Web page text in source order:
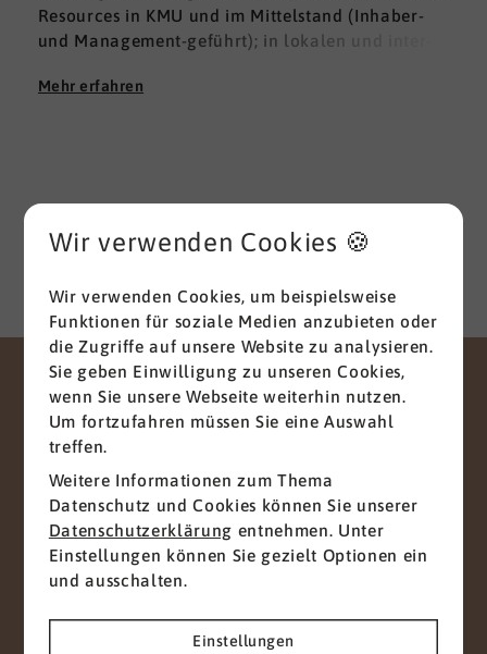
Resources in KMU und im Mittelstand (Inhaber-
und Management-geführt); in lokalen und inter­
Erfahrungen fußen auf der Grundlage einer
Studium der Betriebspsychologie befasst.
beruflichen Handelns und Schaffens. Meine
Stärken sind einegute
Kommunikationsfähigkeitverbunden mit einer
hohen Durchsetzungsstärke und Innovationskraft,
gepaart mit dem im HR-Bereich notwendigen
Fingerspitzengefühl und entsprechenden
empathischen Fähigkeiten. Dabei verstehe ich
mitHands-on-Mentalität. Ich bin ein interkulturell
erfahrener Team Player mit Leiden­schaft für
Menschen und Teamentwicklung; sowie hohen
ethischen Standards. Und damit Ansprechpartner
für das Top und Middle Management. Im privaten
Leben sind meine Frau Kathrin und ich seit 30
Jahren verheiratet und wir haben zusammen drei
Mehr erfahren
KONTAKT
Gemeinsam zum
erfolgreichen Projekt
Wir freuen uns auf Ihre Nachricht
Anliegen
Wir verwenden Cookies 🍪
Wir verwenden Cookies, um beispielsweise
Funktionen für soziale Medien anzubieten oder
die Zugriffe auf unsere Website zu analysieren.
Sie geben Einwilligung zu unseren Cookies,
wenn Sie unsere Webseite weiterhin nutzen.
Um fortzufahren müssen Sie eine Auswahl
treffen.
Weitere Informationen zum Thema
Datenschutz und Cookies können Sie unserer
Datenschutzerklärung entnehmen. Unter
Einstellungen können Sie gezielt Optionen ein
und ausschalten.
Einstellungen